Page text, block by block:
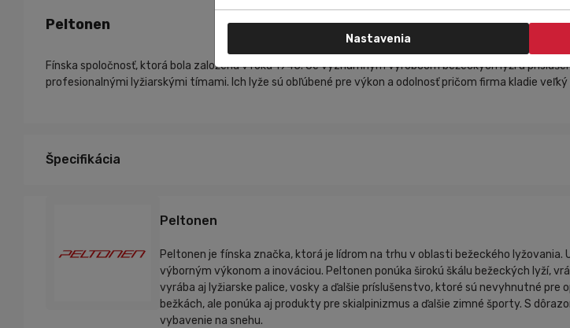
Peltonen
Fínska spoločnosť, ktorá bola založená v roku 1945. Je významným výrobcom bežeckých lyží a
profesionalnými lyžiarskými tímami. Ich lyže sú obľúbené pre výkon a odolnosť pričom firma kladie
Špecifikácia
Peltonen
Peltonen je fínska značka, ktorá je lídrom na trhu v oblasti bežeckého
výborným výkonom a inováciou. Peltonen ponúka širokú škálu bežeckých lyží,
vyrába aj lyžiarske palice, vosky a ďalšie príslušenstvo, ktoré sú nevyhnutné
bežkách, ale ponúka aj produkty pre skialpinizmus a ďalšie zimné športy. S
vybavenie na snehu.
Nastavenia